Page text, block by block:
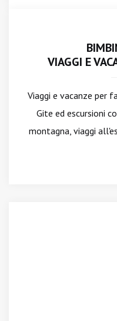
VIAGGI E
Viaggi e vacanze per
Gite ed escursioni
montagna, viaggi